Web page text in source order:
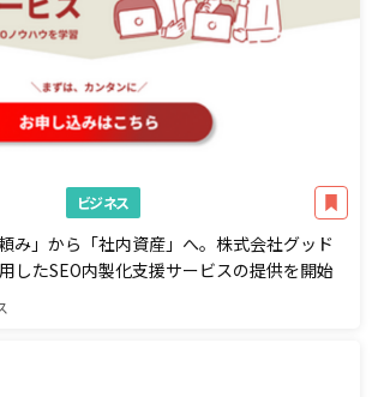
ビジネス
み」から「社内資産」へ。株式会社グッド
したSEO内製化支援サービスの提供を開始